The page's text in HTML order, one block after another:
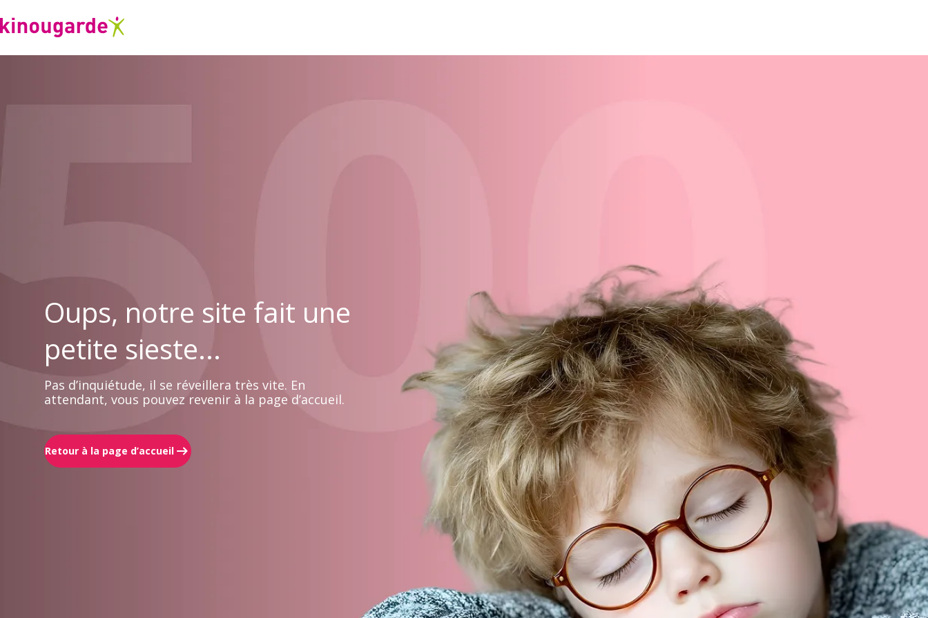
Oups, notre site fait une
petite sieste...
Pas d’inquiétude, il se réveillera très vite. En
attendant, vous pouvez revenir à la page d’accueil.
Retour à la page d’accueil